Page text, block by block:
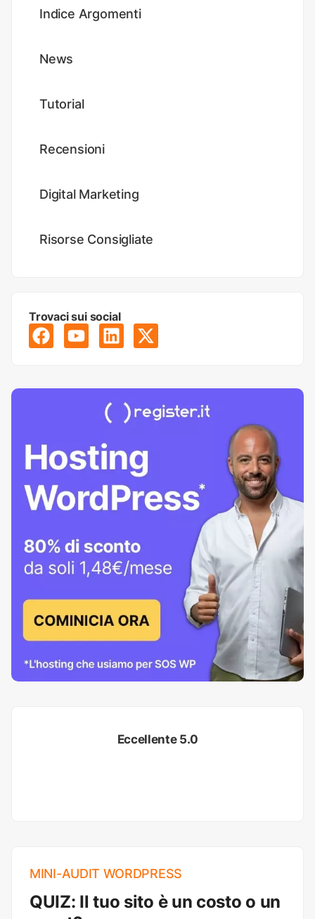
Indice Argomenti
News
Tutorial
Recensioni
Digital Marketing
Risorse Consigliate
Trovaci sui social
Eccellente 5.0
MINI-AUDIT WORDPRESS
QUIZ: Il tuo sito è un costo o un